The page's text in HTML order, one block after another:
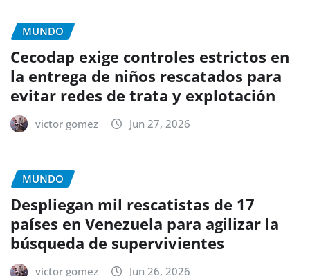
MUNDO
Cecodap exige controles estrictos en
la entrega de niños rescatados para
evitar redes de trata y explotación
victor gomez Jun 27, 2026
MUNDO
Despliegan mil rescatistas de 17
países en Venezuela para agilizar la
búsqueda de supervivientes
victor gomez Jun 26, 2026